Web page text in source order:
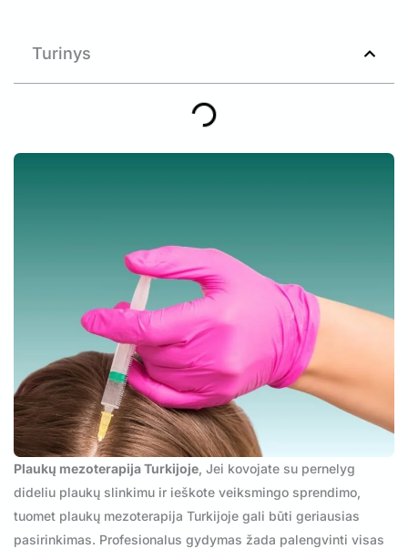
Turinys
Plaukų mezoterapija Turkijoje, Jei kovojate su pernelyg
dideliu plaukų slinkimu ir ieškote veiksmingo sprendimo,
tuomet plaukų mezoterapija Turkijoje gali būti geriausias
pasirinkimas. Profesionalus gydymas žada palengvinti visas